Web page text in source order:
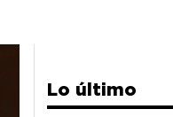
Lo último